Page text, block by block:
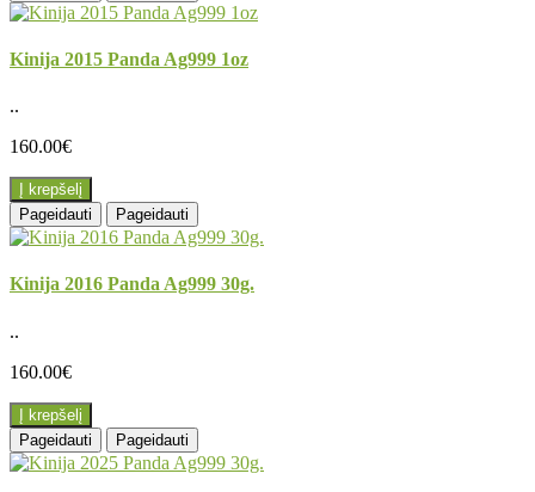
Kinija 2015 Panda Ag999 1oz
..
160.00€
Į krepšelį
Pageidauti
Pageidauti
Kinija 2016 Panda Ag999 30g.
..
160.00€
Į krepšelį
Pageidauti
Pageidauti